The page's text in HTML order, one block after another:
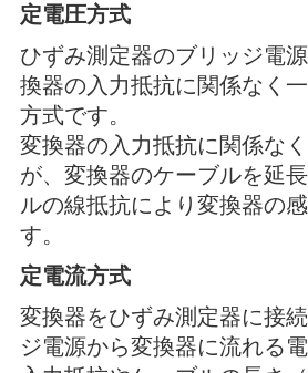
定電圧方式
ひずみ測定器のブリッジ電
換器の入力抵抗に関係なく
方式です。
変換器の入力抵抗に関係な
が、変換器のケーブルを延
ルの線抵抗により変換器の
す。
定電流方式
変換器をひずみ測定器に接
ジ電源から変換器に流れる